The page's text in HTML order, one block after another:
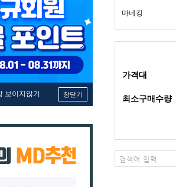
보이지않기 창닫기
마네킹
가격대
최소구매수량